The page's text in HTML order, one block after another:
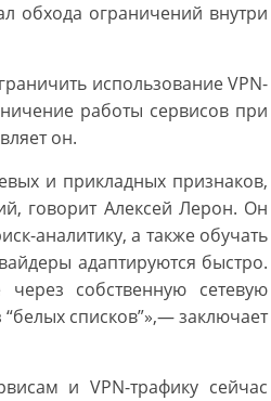
обхода ограничений внутри
использование VPN-
работы сервисов при
он.
и прикладных признаков,
говорит Алексей Лерон. Он
аналитику, а также обучать
адаптируются быстро.
собственную сетевую
списков”»,— заключает
и VPN-трафику сейчас